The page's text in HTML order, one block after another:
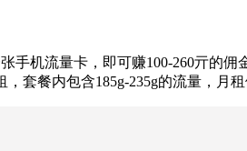
机流量卡，即可赚100-260亓的
套餐内包含185g-235g的流量，月